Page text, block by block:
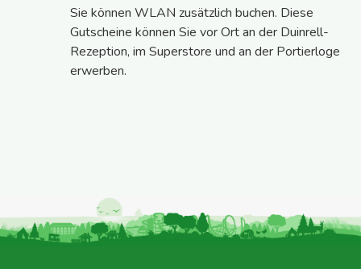
Sie können WLAN zusätzlich buchen. Diese
Gutscheine können Sie vor Ort an der Duinrell-
Rezeption, im Superstore und an der Portierloge
erwerben.